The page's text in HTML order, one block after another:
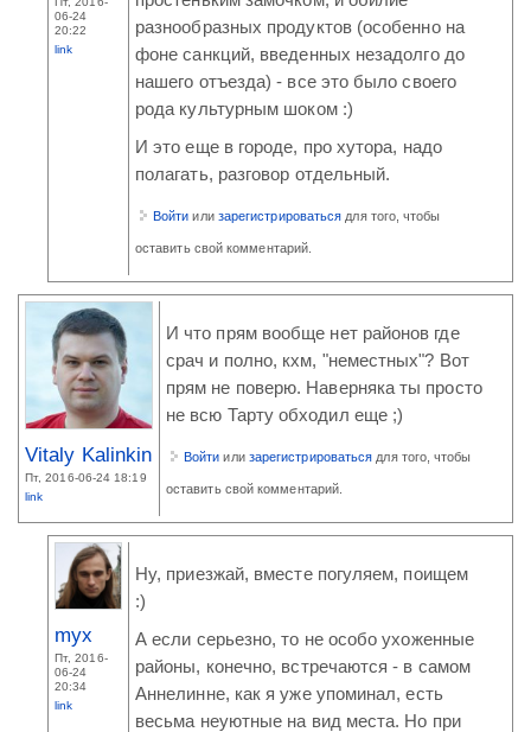
06-24
20:22
link
разнообразных продуктов (особенно на
фоне санкций, введенных незадолго до
нашего отъезда) - все это было своего
рода культурным шоком :)
И это еще в городе, про хутора, надо
полагать, разговор отдельный.
Войти или зарегистрироваться для того, чтобы
оставить свой комментарий.
Vitaly Kalinkin
Пт, 2016-06-24 18:19
link
И что прям вообще нет районов где
срач и полно, кхм, "неместных"? Вот
прям не поверю. Наверняка ты просто
не всю Тарту обходил еще ;)
Войти или зарегистрироваться для того, чтобы
оставить свой комментарий.
myx
Пт, 2016-
06-24
20:34
link
Ну, приезжай, вместе погуляем, поищем
:)
А если серьезно, то не особо ухоженные
районы, конечно, встречаются - в самом
Аннелинне, как я уже упоминал, есть
весьма неуютные на вид места. Но при